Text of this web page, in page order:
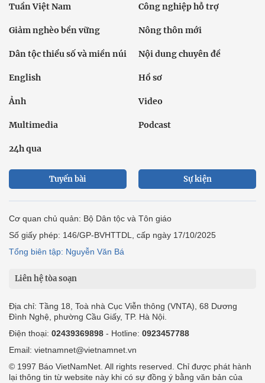
Tuần Việt Nam Công nghiệp hỗ trợ
Giảm nghèo bền vững Nông thôn mới
Dân tộc thiểu số và miền núi Nội dung chuyên đề
English Hồ sơ
Ảnh Video
Multimedia Podcast
24h qua
Tuyến bài Sự kiện
Cơ quan chủ quản: Bộ Dân tộc và Tôn giáo
Số giấy phép: 146/GP-BVHTTDL, cấp ngày 17/10/2025
Tổng biên tập: Nguyễn Văn Bá
Liên hệ tòa soạn
Địa chỉ: Tầng 18, Toà nhà Cục Viễn thông (VNTA), 68 Dương
Đình Nghệ, phường Cầu Giấy, TP. Hà Nội.
Điện thoại: 02439369898 - Hotline: 0923457788
Email: vietnamnet@vietnamnet.vn
© 1997 Báo VietNamNet. All rights reserved. Chỉ được phát hành
lại thông tin từ website này khi có sự đồng ý bằng văn bản của